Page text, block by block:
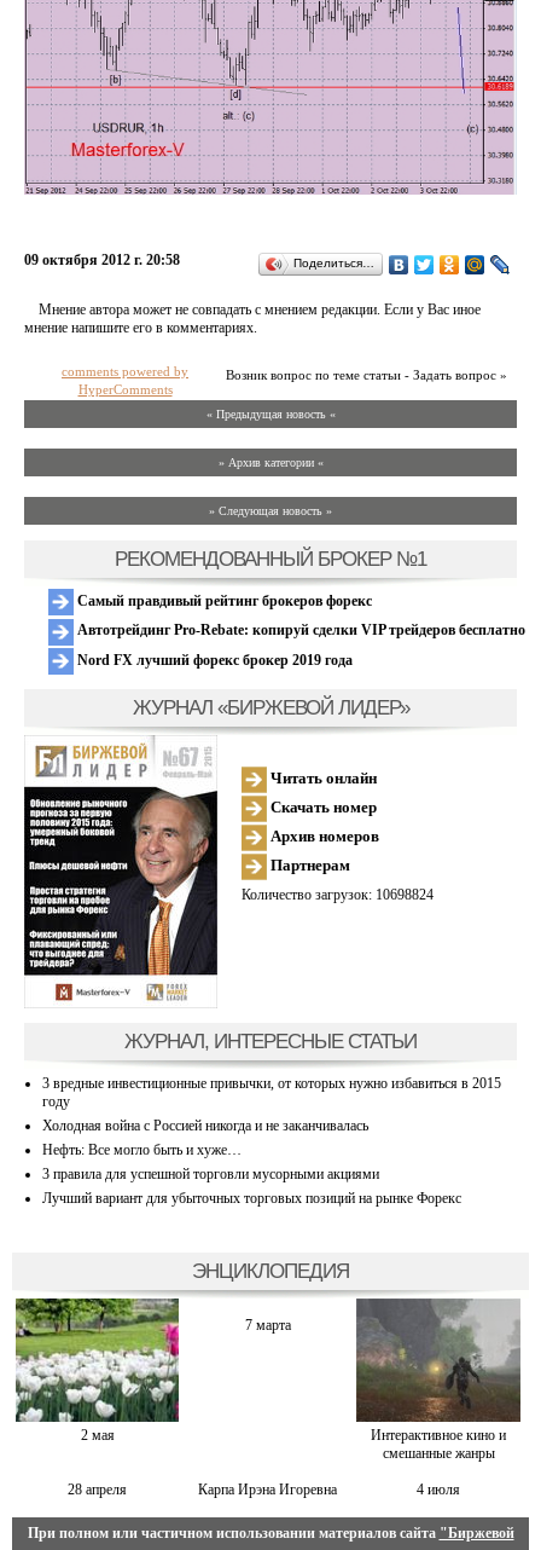
09 октября 2012 г. 20:58 Поделиться…
Мнение автора может не совпадать с мнением редакции. Если у Вас иное
мнение напишите его в комментариях.
Возник вопрос по теме статьи - Задать вопрос »
comments powered by
HyperComments
« Предыдущая новость «
» Архив категории «
» Следующая новость »
РЕКОМЕНДОВАННЫЙ БРОКЕР №1
Самый правдивый рейтинг брокеров форекс
Автотрейдинг Pro-Rebate: копируй сделки VIP трейдеров бесплатно
Nord FX лучший форекс брокер 2019 года
ЖУРНАЛ «БИРЖЕВОЙ ЛИДЕР»
Читать онлайн
Скачать номер
Архив номеров
Партнерам
Количество загрузок: 10698824
ЖУРНАЛ, ИНТЕРЕСНЫЕ СТАТЬИ
3 вредные инвестиционные привычки, от которых нужно избавиться в 2015
году
Холодная война с Россией никогда и не заканчивалась
Нефть: Все могло быть и хуже…
3 правила для успешной торговли мусорными акциями
Лучший вариант для убыточных торговых позиций на рынке Форекс
ЭНЦИКЛОПЕДИЯ
2 мая
7 марта
Интерактивное кино и
смешанные жанры
28 апреля Карпа Ирэна Игоревна 4 июля
При полном или частичном использовании материалов сайта "Биржевой